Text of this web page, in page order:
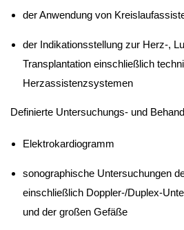
der Anwendung von
der Indikationsstellung zur Herz-,
Transplantation einschließlich
Herzassistenzsystemen
Definierte Untersuchungs- und
Elektrokardiogramm
sonographische Untersuchungen
einschließlich Doppler-/Duplex-
und der großen Gefäße